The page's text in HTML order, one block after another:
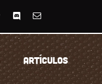
ARTÍCULOS